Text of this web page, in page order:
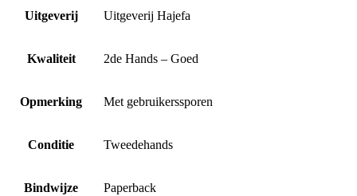
Uitgeverij Uitgeverij Hajefa
Kwaliteit 2de Hands – Goed
Opmerking Met gebruikerssporen
Conditie Tweedehands
Bindwijze Paperback